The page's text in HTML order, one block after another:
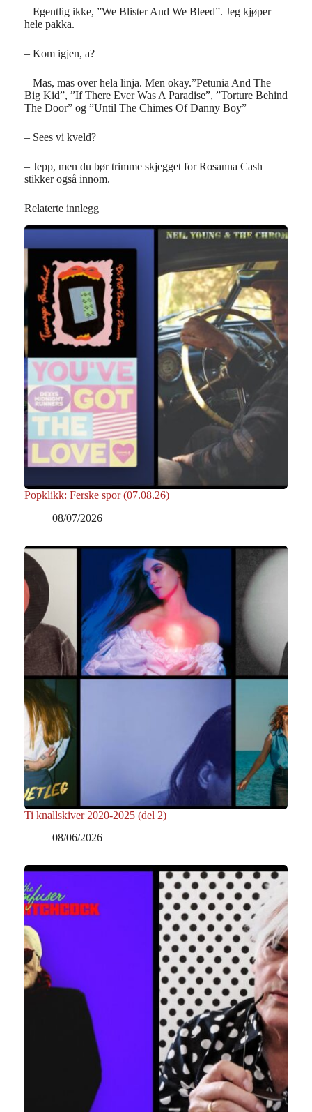
– Egentlig ikke, ”We Blister And We Bleed”. Jeg kjøper
hele pakka.
– Kom igjen, a?
– Mas, mas over hela linja. Men okay.”Petunia And The
Big Kid”, ”If There Ever Was A Paradise”, ”Torture Behind
The Door” og ”Until The Chimes Of Danny Boy”
– Sees vi kveld?
– Jepp, men du bør trimme skjegget for Rosanna Cash
stikker også innom.
Relaterte innlegg
Popklikk: Ferske spor (07.08.26)
08/07/2026
Ti knallskiver 2020-2025 (del 2)
08/06/2026